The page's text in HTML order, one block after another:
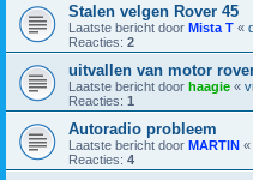
Stalen velgen Rover 45
Laatste bericht door Mista T «
Reacties: 2
uitvallen van motor
Laatste bericht door haagie «
Reacties: 1
Autoradio probleem
Laatste bericht door MARTIN «
Reacties: 4